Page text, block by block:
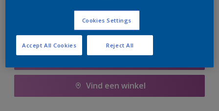
Boodschappenlijst
Vind een winkel
Cookies Settings
Reject All
Accept All Cookies